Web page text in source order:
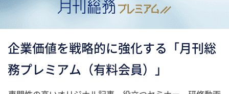
企業価値を戦略的に強化する「月刊総
務プレミアム（有料会員）」